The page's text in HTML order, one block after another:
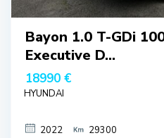
Bayon 1.0 T-GDi
Executive D...
18990 €
HYUNDAI
2022 29300